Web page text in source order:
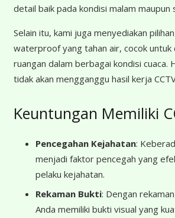
detail baik pada kondisi malam maupun
Selain itu, kami juga menyediakan
waterproof yang tahan air, cocok untuk
ruangan dalam berbagai kondisi cuaca.
tidak akan mengganggu hasil kerja
Keuntungan Memiliki
Pencegahan Kejahatan:
menjadi faktor pencegah yang
pelaku kejahatan.
Rekaman Bukti: Dengan
Anda memiliki bukti visual yang